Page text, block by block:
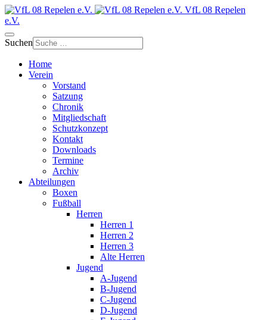
VfL 08 Repelen
e.V.
Suchen
Home
Verein
Vorstand
Satzung
Chronik
Mitgliedschaft
Schutzkonzept
Kontakt
Downloads
Termine
Archiv
Abteilungen
Boxen
Fußball
Herren
Herren 1
Herren 2
Herren 3
Alte Herren
Jugend
A-Jugend
B-Jugend
C-Jugend
D-Jugend